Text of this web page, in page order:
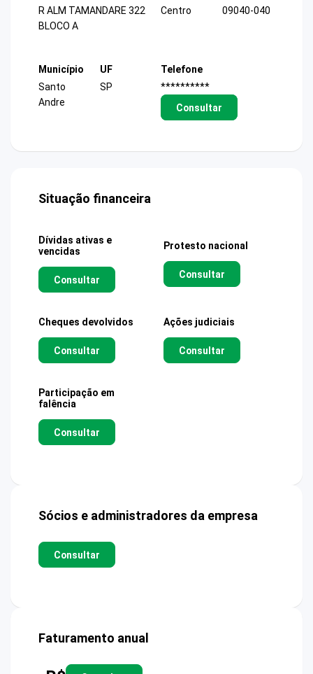
R ALM TAMANDARE 322
BLOCO A
Centro
09040-040
Município
Santo
Andre
UF
SP
Telefone
**********
Consultar
Situação financeira
Dívidas ativas e
vencidas
Consultar
Protesto nacional
Consultar
Cheques devolvidos
Consultar
Ações judiciais
Consultar
Participação em
falência
Consultar
Sócios e administradores da empresa
Consultar
Faturamento anual